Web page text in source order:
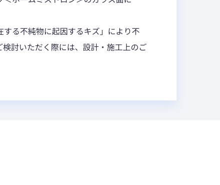
る不純物に起因するキズ」により不
討いただく際には、設計・施工上のご